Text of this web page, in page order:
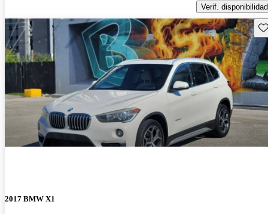
Verif. disponibilidad
2017 BMW X1